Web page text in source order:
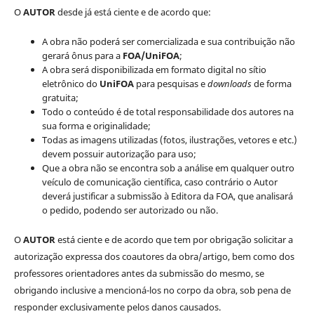
OAUTORdesde já está ciente e de acordo que:
A obra não poderá ser comercializada e sua contribuição não
gerará ônus para a FOA/UniFOA;
A obra será disponibilizada em formato digital no sítio
eletrônico do UniFOApara pesquisas edownloadsde forma
gratuita;
Todo o conteúdo é de total responsabilidade dos autores na
sua forma e originalidade;
Todas as imagens utilizadas (fotos, ilustrações, vetores e etc.)
devem possuir autorização para uso;
Que a obra não se encontra sob a análise em qualquer outro
veículo de comunicação científica, caso contrário o Autor
deverá justificar a submissão à Editora da FOA, que analisará
o pedido, podendo ser autorizado ou não.
OAUTORestá ciente e de acordo que tem por obrigação solicitar a
autorização expressa dos coautores da obra/artigo, bem como dos
professores orientadores antes da submissão do mesmo, se
obrigando inclusive a mencioná-los no corpo da obra, sob pena de
responder exclusivamente pelos danos causados.